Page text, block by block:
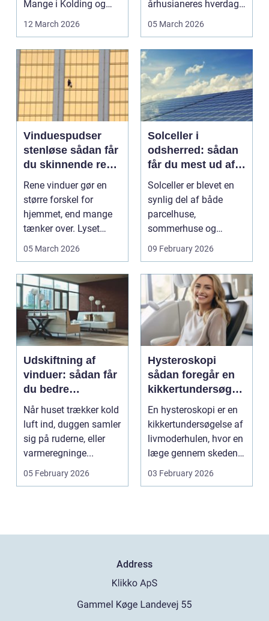
Mange i Kolding og
omegn søger p...
12 March 2026
århusianeres hverdag.
Flere bruger den både
05 March 2026
Vinduespudser
stenløse sådan får
du skinnende rene
ruder året rundt
Rene vinduer gør en
større forskel for
hjemmet, end mange
tænker over. Lyset
falder anderledes ind,
05 March 2026
Solceller i
odsherred: sådan
får du mest ud af
solen
Solceller er blevet en
synlig del af både
parcelhuse,
sommerhuse og
mindre erhverv i
09 February 2026
Udskiftning af
vinduer: sådan får
du bedre
indeklima og
lavere
varmeregning
Når huset trækker kold
luft ind, duggen samler
sig på ruderne, eller
varmeregninge...
05 February 2026
Hysteroskopi
sådan foregår en
kikkertundersøgel
se af livmoderen
En hysteroskopi er en
kikkertundersøgelse af
livmoderhulen, hvor en
læge gennem skeden
og livmoderha...
03 February 2026
Address